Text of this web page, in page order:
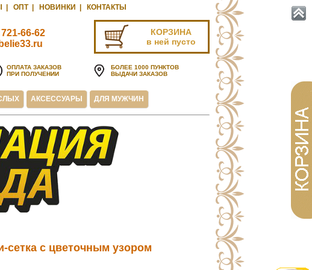
ОПТ| НОВИНКИ КОНТАКТЫ
66-62
КОРЗИНА
в ней пусто
ОПЛАТА ЗАКАЗОВ
ПРИ ПОЛУЧЕНИИ
БОЛЕЕ 1000 ПУНКТОВ
ВЫДАЧИ ЗАКАЗОВ
АКСЕССУАРЫ ДЛЯ МУЖЧИН
сетка с цветочным узором